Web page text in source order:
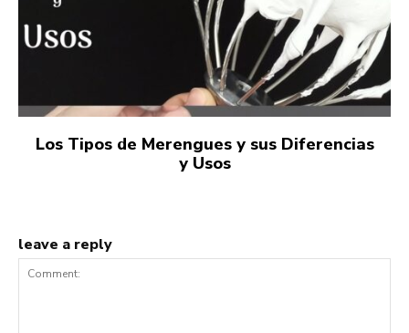
Los Tipos de Merengues y sus Diferencias
y Usos
leave a reply